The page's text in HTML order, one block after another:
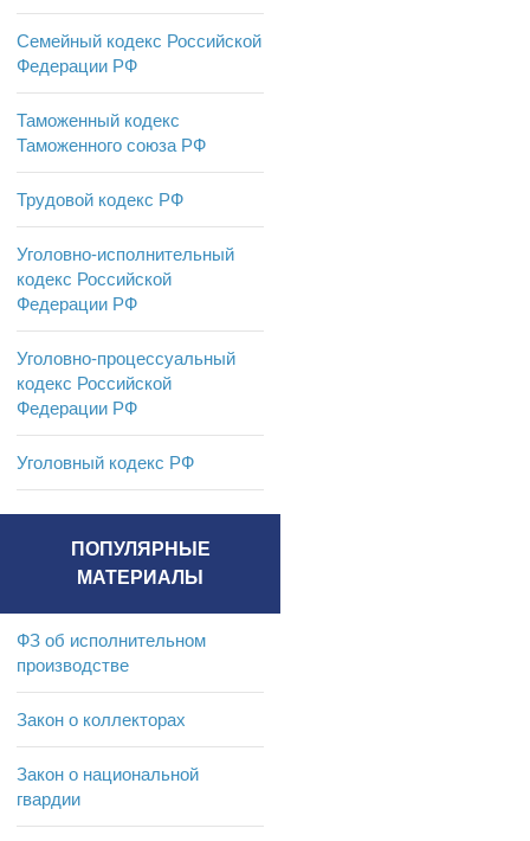
Семейный кодекс Российской
Федерации РФ
Таможенный кодекс
Таможенного союза РФ
Трудовой кодекс РФ
Уголовно-исполнительный
кодекс Российской
Федерации РФ
Уголовно-процессуальный
кодекс Российской
Федерации РФ
Уголовный кодекс РФ
ПОПУЛЯРНЫЕ
МАТЕРИАЛЫ
ФЗ об исполнительном
производстве
Закон о коллекторах
Закон о национальной
гвардии